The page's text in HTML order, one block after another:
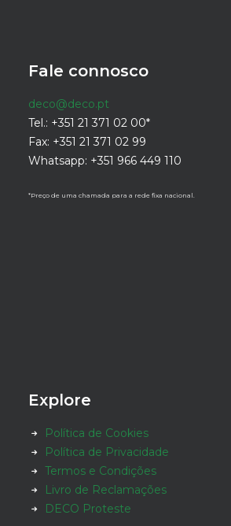
Fale connosco
deco@deco.pt
Tel.: +351 21 371 02 00*
Fax: +351 21 371 02 99
Whatsapp: +351 966 449 110
*Preço de uma chamada para a rede fixa nacional.
Explore
Política de Cookies
Política de Privacidade
Termos e Condições
Livro de Reclamações
DECO Proteste